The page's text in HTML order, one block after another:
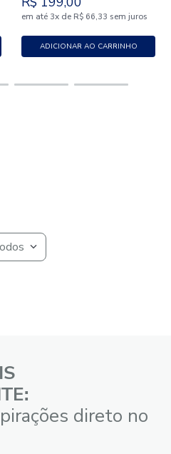
em até 3x de R$ 66,33 sem juros
ADICIONAR AO CARRINHO
direto no